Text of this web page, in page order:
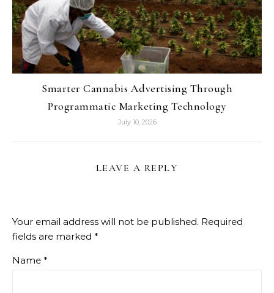
Smarter Cannabis Advertising Through
Programmatic Marketing Technology
July 10, 2026
LEAVE A REPLY
Your email address will not be published. Required
fields are marked *
Name *